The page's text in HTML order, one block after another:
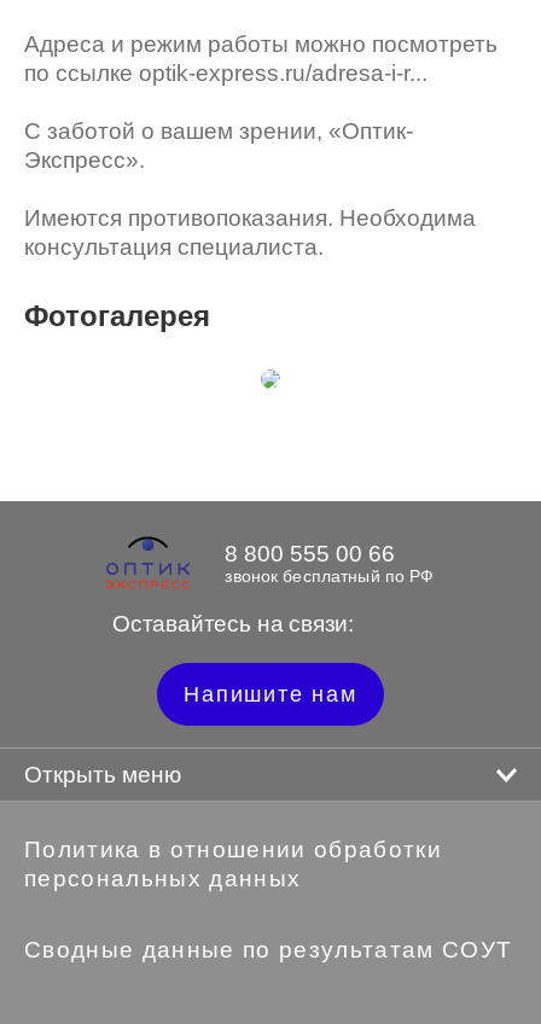
Адреса и режим работы можно посмотреть
по ссылке optik-express.ru/adresa-i-r...
С заботой о вашем зрении, «Оптик-
Экспресс».
Имеются противопоказания. Необходима
консультация специалиста.
Фотогалерея
Оставайтесь на связи:
8 800 555 00 66
звонок бесплатный по РФ
Напишите нам
Открыть меню
Политика в отношении обработки
персональных данных
Сводные данные по результатам СОУТ